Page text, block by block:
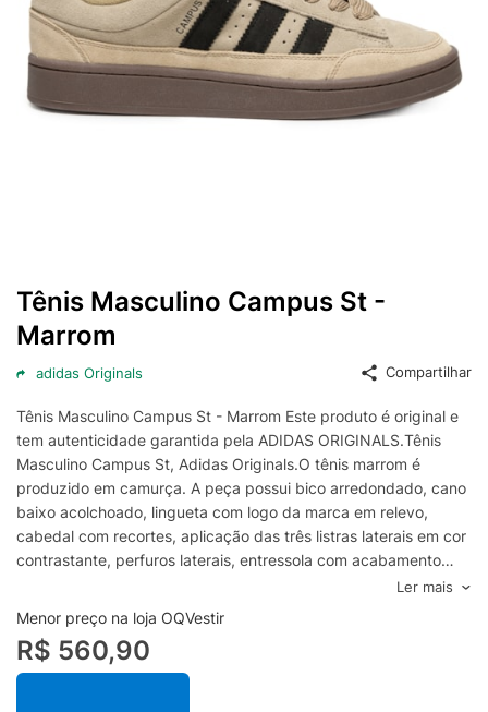
Tênis Masculino Campus St -
Marrom
adidas Originals Compartilhar
Tênis Masculino Campus St - Marrom Este produto é original e
tem autenticidade garantida pela ADIDAS ORIGINALS.Tênis
Masculino Campus St, Adidas Originals.O tênis marrom é
produzido em camurça. A peça possui bico arredondado, cano
baixo acolchoado, lingueta com logo da marca em relevo,
cabedal com recortes, aplicação das três listras laterais em cor
contrastante, perfuros laterais, entressola com acabamento
texturizado, solado emborrachado com frisos e fechamento
superior por cadarço.- Cabedal em camurça- Bico
arredondado- Recortes estruturais- Três listras laterais em cor
contrastante- Lingueta com logo em relevo- Entressola
emborrachada- Solado com frisos- Fechamento por
Ler mais
Menor preço na loja OQVestir
R$ 560,90